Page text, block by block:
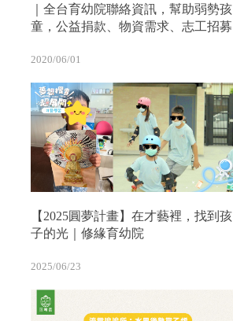
｜全台育幼院聯絡資訊，幫助弱勢孩
童，公益捐款、物資需求、志工招募
2020/06/01
【2025圓夢計畫】在才藝裡，找到孩
子的光｜修緣育幼院
2025/06/23